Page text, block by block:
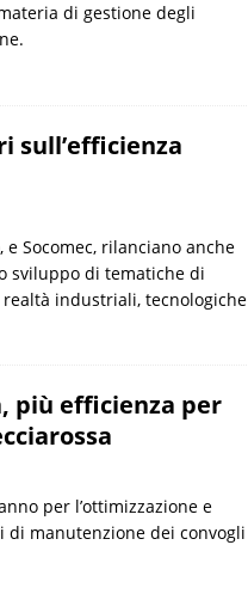
di gestione degli
sull’efficienza
Socomec, rilanciano anche
sviluppo di tematiche di
industriali, tecnologiche
più efficienza per
per l’ottimizzazione e
di manutenzione dei convogli